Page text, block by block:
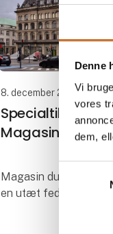
Denne
Vi
vores
dem,
8. december 2025
Specialtilpasset
Magasin du
Magasin du Nord i
en utæt fedtudskiller,
erstattes med en
samarbejde med